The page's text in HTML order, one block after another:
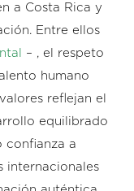
a Costa Rica y
Entre ellos
– , el respeto
humano
reflejan el
equilibrado
confianza a
internacionales